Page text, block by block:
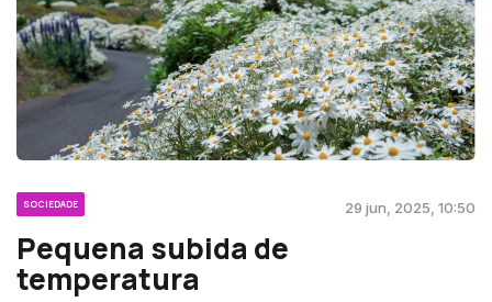
SOCIEDADE 29 jun, 2025, 10:50
Pequena subida de
temperatura